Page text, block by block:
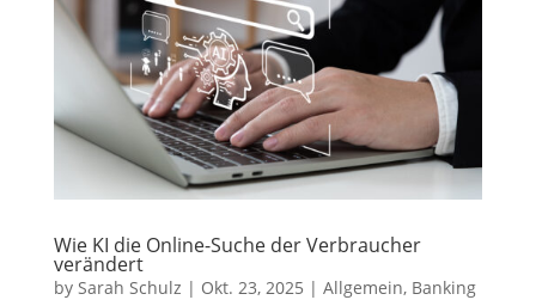
Wie KI die Online-Suche der Verbraucher
verändert
by Sarah Schulz | Okt. 23, 2025 | Allgemein, Banking